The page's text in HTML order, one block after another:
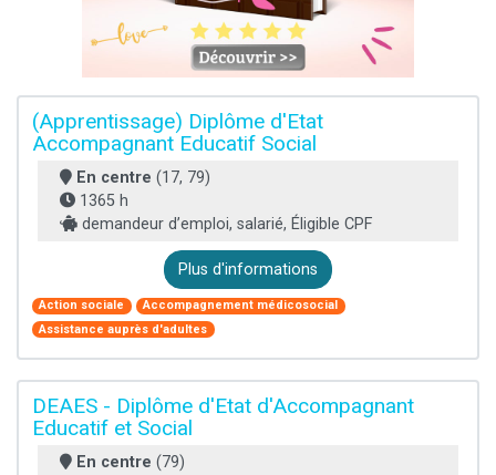
(Apprentissage) Diplôme d'Etat
Accompagnant Educatif Social
En centre (17, 79)
1365 h
demandeur d’emploi, salarié, Éligible CPF
Plus d'informations
Action sociale
Accompagnement médicosocial
Assistance auprès d'adultes
DEAES - Diplôme d'Etat d'Accompagnant
Educatif et Social
En centre (79)